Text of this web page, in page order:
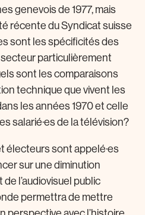
genevois de 1977, mais
récente du Syndicat suisse
sont les spécificités des
particulièrement
sont les comparaisons
technique que vivent les
les années 1970 et celle
salarié·es de la télévision?
électeurs sont appelé·es
sur une diminution
l’audiovisuel public
permettra de mettre